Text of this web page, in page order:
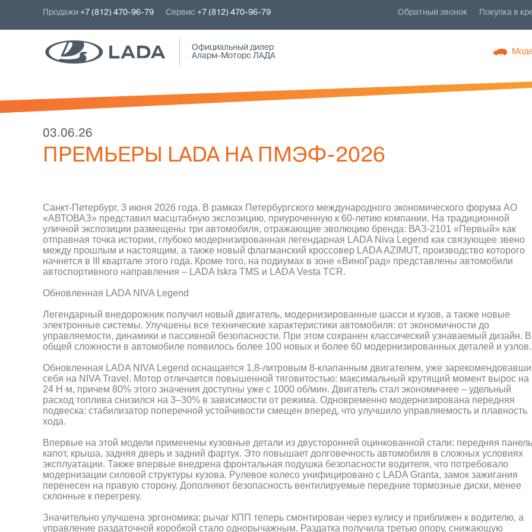
Покупка в
Обратный звонок
Продажи +7 (812) 470-96-79 Сервис +7 (812) 470-96-79
Официальный дилер
Аларм-Моторс ЛАДА
03.06.26
ПРЕМЬЕРЫ LADA НА ПМЭФ-2026
Санкт-Петербург, 3 июня 2026 года. В рамках Петербургского международного экономического форума АО
«АВТОВАЗ» представил масштабную экспозицию, приуроченную к 60-летию компании. На традиционной
уличной экспозиции размещены три автомобиля, отражающие эволюцию бренда: ВАЗ-2101 «Первый» как
отправная точка истории, глубоко модернизированная легендарная LADA Niva Legend как связующее звено
между прошлым и настоящим, а также новый флагманский кроссовер LADA AZIMUT, производство которого
начнется в III квартале этого года. Кроме того, на подиумах в зоне «ВиноГрад» представлены автомобили
автоспортивного направления – LADA Iskra TMS и LADA Vesta TCR.
Обновленная LADA NIVA Legend
Легендарный внедорожник получил новый двигатель, модернизированные шасси и кузов, а также новые
электронные системы. Улучшены все технические характеристики автомобиля: от экономичности до
управляемости, динамики и пассивной безопасности. При этом сохранен классический узнаваемый дизайн. В
общей сложности в автомобиле появилось более 100 новых и более 60 модернизированных деталей и узлов.
Обновленная LADA NIVA Legend оснащается 1,8-литровым 8-клапанным двигателем, уже
себя на NIVA Travel. Мотор отличается повышенной тяговитостью: максимальный крутящий момент вырос на
24 Н·м, причем 80% этого значения доступны уже с 1000 об/мин. Двигатель стал экономичнее – удельный
расход топлива снизился на 3–30% в зависимости от режима. Одновременно модернизирована передняя
подвеска: стабилизатор поперечной устойчивости смещен вперед, что улучшило управляемость и плавность
хода.
Впервые на этой модели применены кузовные детали из двусторонней оцинкованной стали: передняя
капот, крыша, задняя дверь и задний фартук. Это повышает долговечность автомобиля в сложных условиях
эксплуатации. Также впервые внедрена фронтальная подушка безопасности водителя, что потребовало
модернизации силовой структуры кузова. Рулевое колесо унифицировано с LADA Granta, замок зажигания
перенесен на правую сторону. Дополняют безопасность вентилируемые передние тормозные диски, менее
склонные к перегреву.
Значительно улучшена эргономика: рычаг КПП теперь смонтирован через кулису и приближен к водителю, а
управление раздаточной коробкой стало однорычажным. Раздатка получила третью опору, снижающую